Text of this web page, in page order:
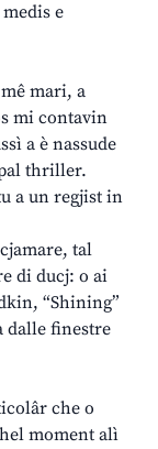
e
mari, a
mi contavin
a è nassude
thriller.
a un regjist in
tal
di ducj: o ai
“Shining”
dalle finestre
che o
moment alì